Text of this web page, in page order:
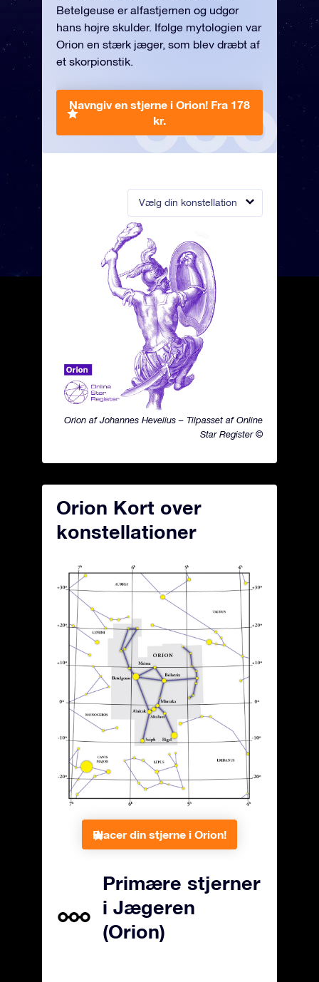
Vælg din konstellation
Orion af Johannes Hevelius – Tilpasset af Online
Star Register ©
Betelgeuse er alfastjernen og udgør
hans højre skulder. Ifølge mytologien var
Orion en stærk jæger, som blev dræbt af
et skorpionstik.
Navngiv en stjerne i Orion! Fra 178
kr.
Orion Kort over
konstellationer
Placer din stjerne i Orion!
Primære stjerner
i Jægeren
(Orion)